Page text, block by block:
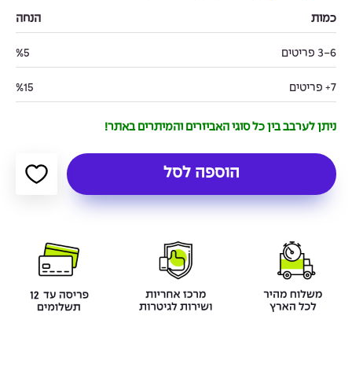
כמות הנחה
3-6 פריטים %5
7+ פריטים %15
ניתן לערבב בין כל סוגי האביזרים והמיתרים באתר!
הוספה לסל